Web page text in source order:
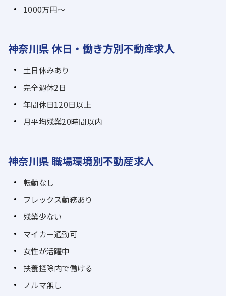
1000万円～
神奈川県 休日・働き方別不動産求人
土日休みあり
完全週休2日
年間休日120日以上
月平均残業20時間以内
神奈川県 職場環境別不動産求人
転勤なし
フレックス勤務あり
残業少ない
マイカー通勤可
女性が活躍中
扶養控除内で働ける
ノルマ無し